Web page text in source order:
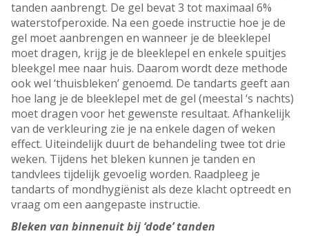
tanden aanbrengt. De gel bevat 3 tot maximaal 6%
waterstofperoxide. Na een goede instructie hoe je de
gel moet aanbrengen en wanneer je de bleeklepel
moet dragen, krijg je de bleeklepel en enkele spuitjes
bleekgel mee naar huis. Daarom wordt deze methode
ook wel ‘thuisbleken’ genoemd. De tandarts geeft aan
hoe lang je de bleeklepel met de gel (meestal ‘s nachts)
moet dragen voor het gewenste resultaat. Afhankelijk
van de verkleuring zie je na enkele dagen of weken
effect. Uiteindelijk duurt de behandeling twee tot drie
weken. Tijdens het bleken kunnen je tanden en
tandvlees tijdelijk gevoelig worden. Raadpleeg je
tandarts of mondhygiënist als deze klacht optreedt en
vraag om een aangepaste instructie.
Bleken van binnenuit bij ‘dode’ tanden